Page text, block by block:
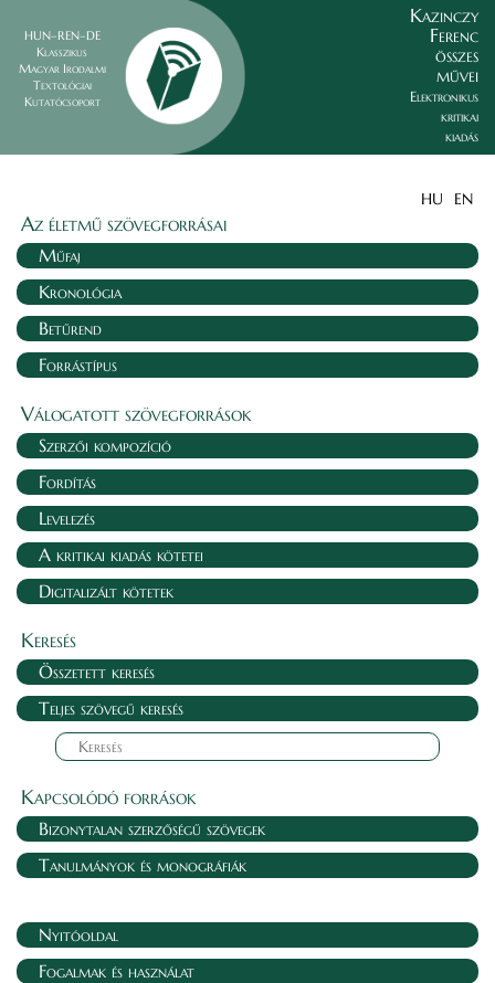
HUN–REN–DE
Klasszikus
Magyar Irodalmi
Textológiai
Kutatócsoport
Kazinczy
Ferenc
összes
művei
Elektronikus
kritikai
kiadás
HU EN
Az életmű szövegforrásai
Műfaj
Kronológia
Betűrend
Forrástípus
Válogatott szövegforrások
Szerzői kompozíció
Fordítás
Levelezés
A kritikai kiadás kötetei
Digitalizált kötetek
Keresés
Összetett keresés
Teljes szövegű keresés
Kapcsolódó források
Bizonytalan szerzőségű szövegek
Tanulmányok és monográfiák
Nyitóoldal
Fogalmak és használat